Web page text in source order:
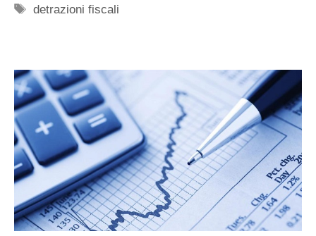
Tag
detrazioni fiscali